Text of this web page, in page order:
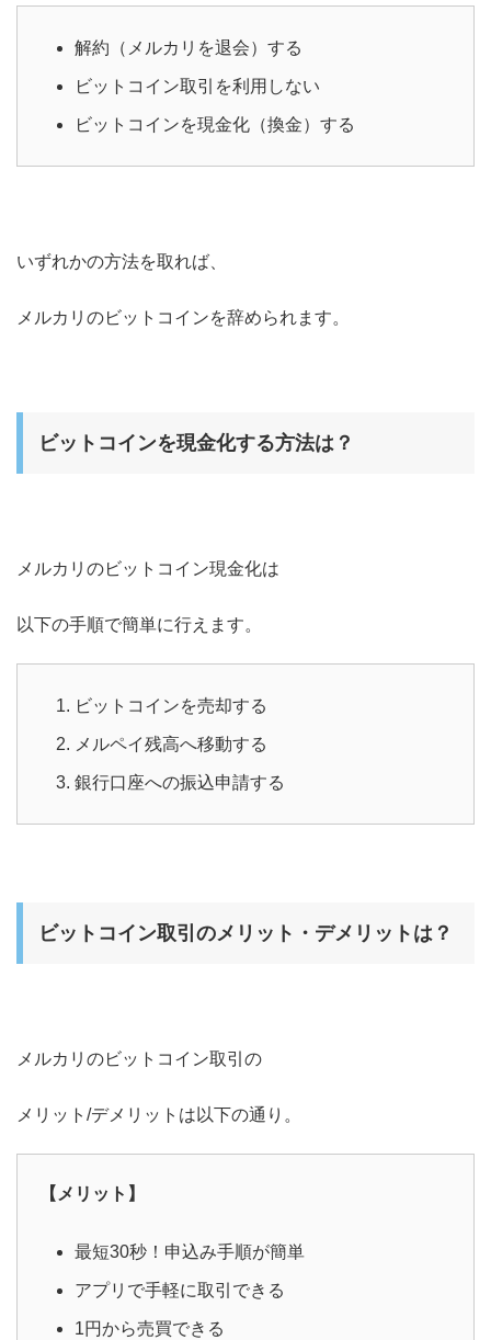
解約（メルカリを退会）する
ビットコイン取引を利用しない
ビットコインを現金化（換金）する
いずれかの方法を取れば、
メルカリのビットコインを辞められます。
ビットコインを現金化する方法は？
メルカリのビットコイン現金化は
以下の手順で簡単に行えます。
ビットコインを売却する
メルペイ残高へ移動する
銀行口座への振込申請する
ビットコイン取引のメリット・デメリットは？
メルカリのビットコイン取引の
メリット/デメリットは以下の通り。
【メリット】
最短30秒！申込み手順が簡単
アプリで手軽に取引できる
1円から売買できる